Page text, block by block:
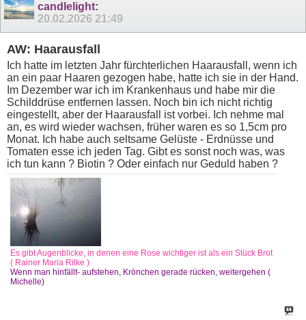
candlelight:
20.02.2026 21:49
AW: Haarausfall
Ich hatte im letzten Jahr fürchterlichen Haarausfall, wenn ich
an ein paar Haaren gezogen habe, hatte ich sie in der Hand.
Im Dezember war ich im Krankenhaus und habe mir die
Schilddrüse entfernen lassen. Noch bin ich nicht richtig
eingestellt, aber der Haarausfall ist vorbei. Ich nehme mal
an, es wird wieder wachsen, früher waren es so 1,5cm pro
Monat. Ich habe auch seltsame Gelüste - Erdnüsse und
Tomaten esse ich jeden Tag. Gibt es sonst noch was, was
ich tun kann ? Biotin ? Oder einfach nur Geduld haben ?
Es gibt Augenblicke, in denen eine Rose wichtiger ist als ein Stück Brot
( Rainer Maria Rilke )
Wenn man hinfällt- aufstehen, Krönchen gerade rücken, weitergehen (
Michelle)